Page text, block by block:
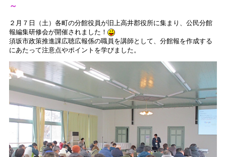
～
２月７日（土）各町の分館役員が旧上高井郡役所に集まり、公民分館
報編集研修会が開催されました！
須坂市政策推進課広聴広報係の職員を講師として、分館報を作成する
にあたって注意点やポイントを学びました。